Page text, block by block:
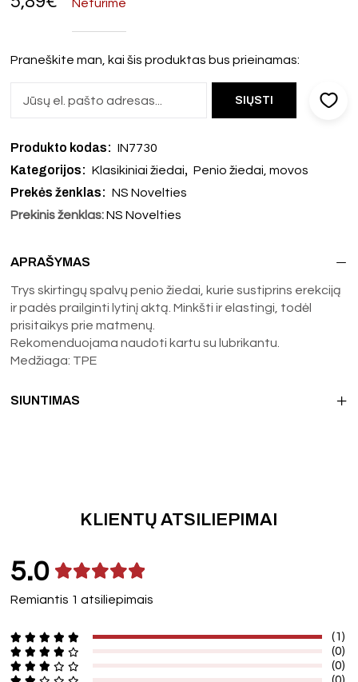
Neturime
Praneškite man, kai šis produktas bus prieinamas:
Produkto kodas: IN7730
Kategorijos: Klasikiniai žiedai, Penio žiedai, movos
Prekės ženklas: NS Novelties
Prekinis ženklas: NS Novelties
APRAŠYMAS
Trys skirtingų spalvų penio žiedai, kurie sustiprins erekciją
ir padės prailginti lytinį aktą. Minkšti ir elastingi, todėl
prisitaikys prie matmenų.
Rekomenduojama naudoti kartu su lubrikantu.
Medžiaga: TPE
SIUNTIMAS
KLIENTŲ ATSILIEPIMAI
5.0
Remiantis 1 atsiliepimais
(1)
(0)
(0)
(0)